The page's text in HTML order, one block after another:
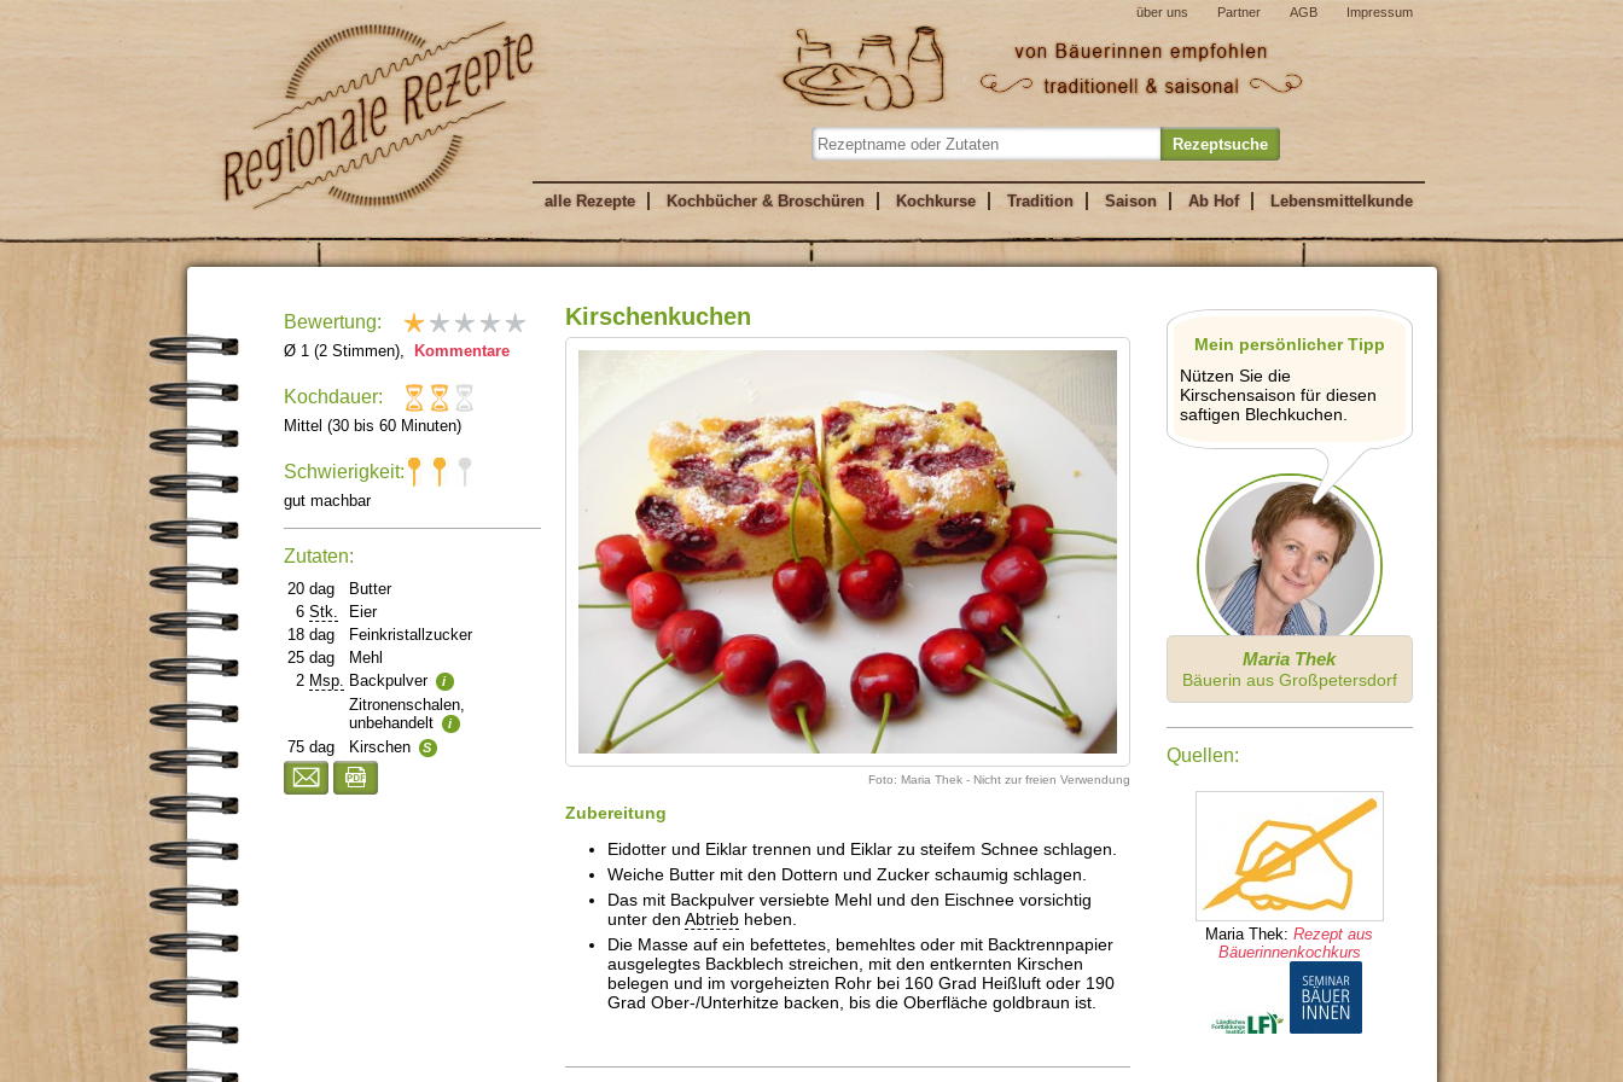
über uns Partner AGB Impressum
alle Rezepte Kochbücher & Broschüren Kochkurse Tradition Saison Ab Hof Lebensmittelkunde
Bewertung:
Ø 1 (2 Stimmen), Kommentare
Kochdauer:
Mittel (30 bis 60 Minuten)
Schwierigkeit:
gut machbar
Zutaten:
20 dag
Butter
6 Stk.
Eier
18 dag
Feinkristallzucker
25 dag
Mehl
2 Msp. Backpulver i
Zitronenschalen,
unbehandelt
i
75 dag Kirschen S
Kirschenkuchen
Foto: Maria Thek - Nicht zur freien Verwendung
Zubereitung
Eidotter und Eiklar trennen und Eiklar zu steifem Schnee schlagen.
Weiche Butter mit den Dottern und Zucker schaumig schlagen.
Das mit Backpulver versiebte Mehl und den Eischnee vorsichtig
unter denAbtrieb heben.
Die Masse auf ein befettetes, bemehltes oder mit Backtrennpapier
ausgelegtes Backblech streichen, mit den entkernten Kirschen
belegen und im vorgeheizten Rohr bei 160 Grad Heißluft oder 190
Grad Ober-/Unterhitze backen, bis die Oberfläche goldbraun ist.
Mein persönlicher Tipp
Nützen Sie die
Kirschensaison für diesen
saftigen Blechkuchen.
Maria Thek
Bäuerin aus Großpetersdorf
Quellen:
Maria Thek:Rezept aus
Bäuerinnenkochkurs